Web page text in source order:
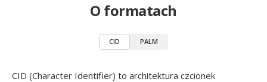
O formatach
CID PALM
CID (Character Identifier) to architektura czcionek